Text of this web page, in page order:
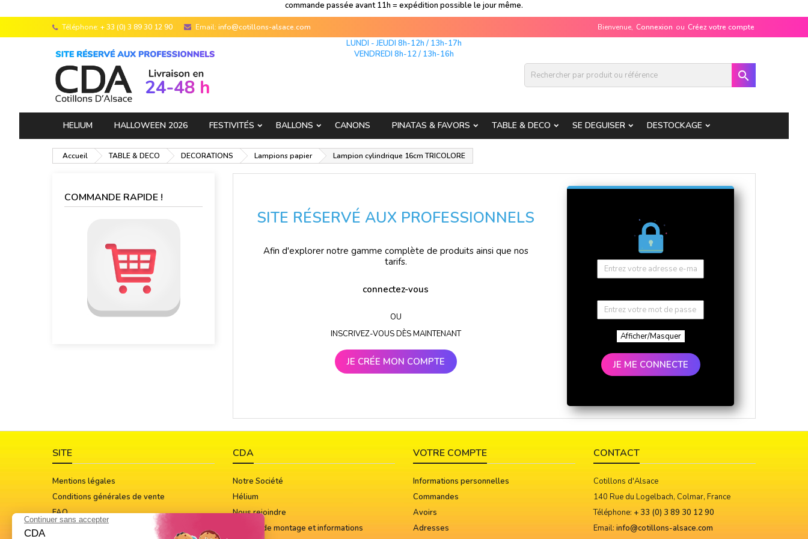
commande passée avant 11h = expédition possible le jour même.
Téléphone: + 33 (0) 3 89 30 12 90 Email: info@cotillons-alsace.com Bienvenue, Connexion ou Créez votre compte

LUNDI - JEUDI 8h-12h / 13h-17h
VENDREDI 8h-12 / 13h-16h
HELIUM HALLOWEEN 2026 FESTIVITÉS BALLONS CANONS PINATAS & FAVORS TABLE & DECO SE DEGUISER DESTOCKAGE
Accueil TABLE & DECO DECORATIONS Lampions papier Lampion cylindrique 16cm TRICOLORE
COMMANDE RAPIDE !
SITE RÉSERVÉ AUX PROFESSIONNELS
Afin d'explorer notre gamme complète de produits ainsi que nos
tarifs.
connectez-vous
OU
INSCRIVEZ-VOUS DÈS MAINTENANT
JE CRÉE MON COMPTE
Afficher/Masquer
JE ME CONNECTE
SITE
Mentions légales
Conditions générales de vente
FAQ
CDA
Notre Société
Hélium
Nous rejoindre
Notices de montage et informations
VOTRE COMPTE
Informations personnelles
Commandes
Avoirs
Adresses
CONTACT
Cotillons d'Alsace
140 Rue du Logelbach, Colmar, France
Téléphone: + 33 (0) 3 89 30 12 90
Email: info@cotillons-alsace.com